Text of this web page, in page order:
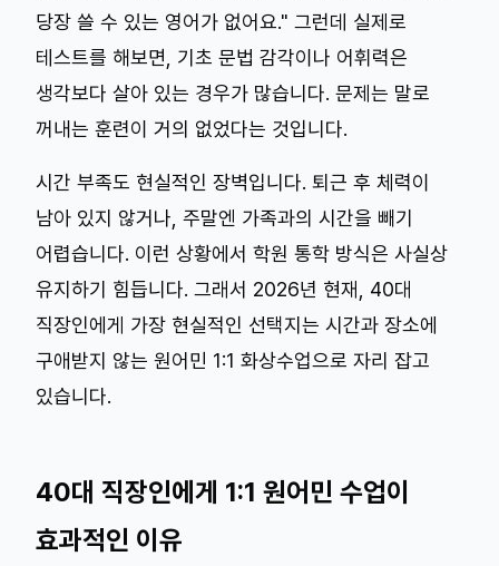
당장 쓸 수 있는 영어가 없어요." 그런데 실제로
테스트를 해보면, 기초 문법 감각이나 어휘력은
생각보다 살아 있는 경우가 많습니다. 문제는 말로
꺼내는 훈련이 거의 없었다는 것입니다.
시간 부족도 현실적인 장벽입니다. 퇴근 후 체력이
남아 있지 않거나, 주말엔 가족과의 시간을 빼기
어렵습니다. 이런 상황에서 학원 통학 방식은 사실상
유지하기 힘듭니다. 그래서 2026년 현재, 40대
직장인에게 가장 현실적인 선택지는 시간과 장소에
구애받지 않는 원어민 1:1 화상수업으로 자리 잡고
있습니다.
40대 직장인에게 1:1 원어민 수업이
효과적인 이유